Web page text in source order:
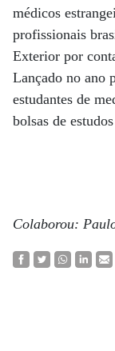
médicos
profissionais
Exterior por
Lançado no ano
estudantes de
bolsas de
Colaborou: